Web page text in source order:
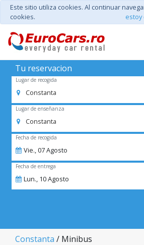
Este sitio utiliza cookies. Al continuar
cookies.
estoy
Tu reservacion
Lugar de recogida
Constanta
Lugar de enseñanza
Constanta
Fecha de recogida
Vie.,07Agosto
Fecha de entrega
Lun., 10Agosto
Constanta / Minibus